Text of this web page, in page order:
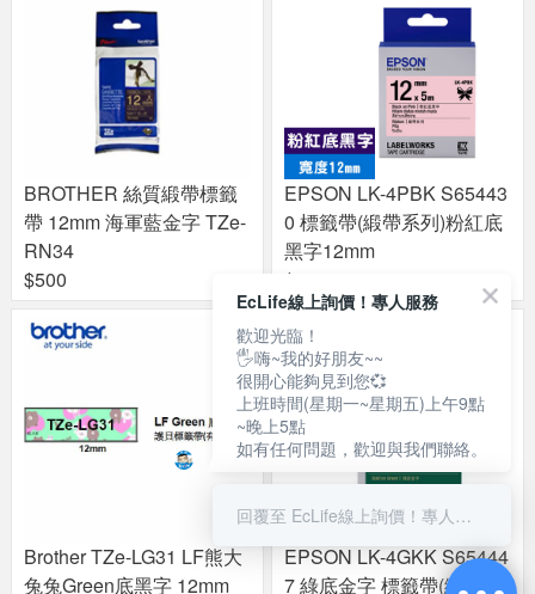
BROTHER 絲質緞帶標籤
帶 12mm 海軍藍金字 TZe-
RN34
$500
EPSON LK-4PBK S65443
0 標籤帶(緞帶系列)粉紅底
黑字12mm
$479
Brother TZe-LG31 LF熊大
兔兔Green底黑字 12mm
EPSON LK-4GKK S65444
7 綠底金字 標籤帶(緞帶系
EcLife線上詢價！專人服務
歡迎光臨！
🖐嗨~我的好朋友~~
很開心能夠見到您💞
上班時間(星期一~星期五)上午9點
~晚上5點
如有任何問題，歡迎與我們聯絡。
回覆至 EcLife線上詢價！專人服務